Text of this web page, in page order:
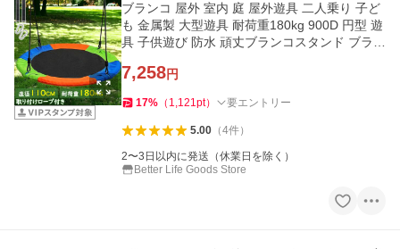
ブランコ 屋外 室内 庭 屋外遊具 二人乗り 子ど
も 金属製 大型遊具 耐荷重180kg 900D 円型 遊
具 子供遊び 防水 頑丈ブランコスタンド ブラン
7,258円
17% （ 1,121pt） 要エントリー
5.00（4件）
2〜3日以内に発送（休業日を除く）
Better Life Goods Store